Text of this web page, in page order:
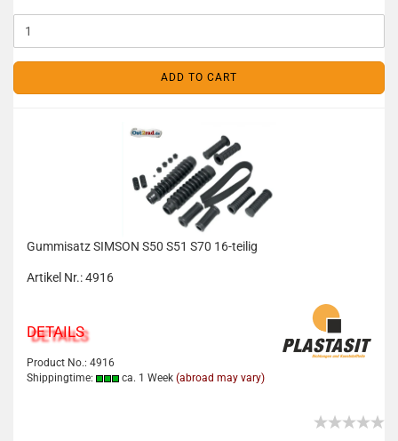
ADD TO CART
Gummisatz SIMSON S50 S51 S70 16-teilig
Artikel Nr.: 4916
DETAILS
Product No.: 4916
Shippingtime:
ca. 1 Week (abroad may vary)